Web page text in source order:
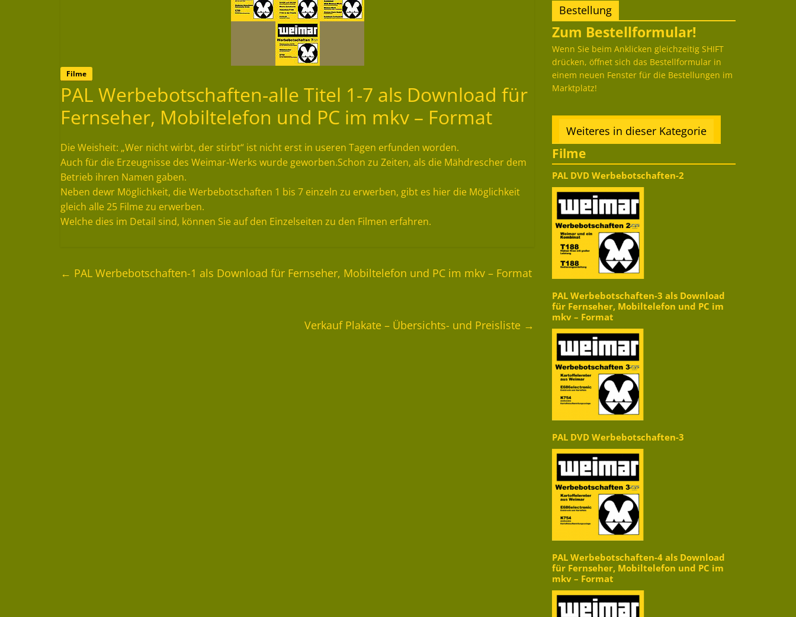
Filme
PAL Werbebotschaften-alle Titel 1-7 als Download für
Fernseher, Mobiltelefon und PC im mkv – Format
Die Weisheit: „Wer nicht wirbt, der stirbt“ ist nicht erst in useren Tagen erfunden worden.
Auch für die Erzeugnisse des Weimar-Werks wurde geworben.Schon zu Zeiten, als die Mähdrescher dem
Betrieb ihren Namen gaben.
Neben dewr Möglichkeit, die Werbebotschaften 1 bis 7 einzeln zu erwerben, gibt es hier die Möglichkeit
gleich alle 25 Filme zu erwerben.
Welche dies im Detail sind, können Sie auf den Einzelseiten zu den Filmen erfahren.
← PAL Werbebotschaften-1 als Download für Fernseher, Mobiltelefon und PC im mkv – Format
Verkauf Plakate – Übersichts- und Preisliste →
Bestellung
Zum Bestellformular!
Wenn Sie beim Anklicken gleichzeitig SHIFT
drücken, öffnet sich das Bestellformular in
einem neuen Fenster für die Bestellungen im
Marktplatz!
Weiteres in dieser Kategorie
Filme
PAL DVD Werbebotschaften-2
PAL Werbebotschaften-3 als Download
für Fernseher, Mobiltelefon und PC im
mkv – Format
PAL DVD Werbebotschaften-3
PAL Werbebotschaften-4 als Download
für Fernseher, Mobiltelefon und PC im
mkv – Format